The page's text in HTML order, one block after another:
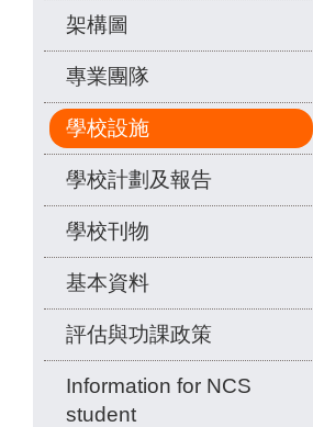
架構圖
專業團隊
學校設施
學校計劃及報告
學校刊物
基本資料
評估與功課政策
Information for NCS
student